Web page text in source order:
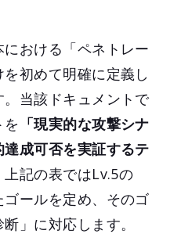
おける「ペネトレー
初めて明確に定義し
当該ドキュメントで
「現実的な攻撃シナ
成可否を実証するテ
記の表ではLv.5の
ゴールを定め、そのゴ
」に対応します。